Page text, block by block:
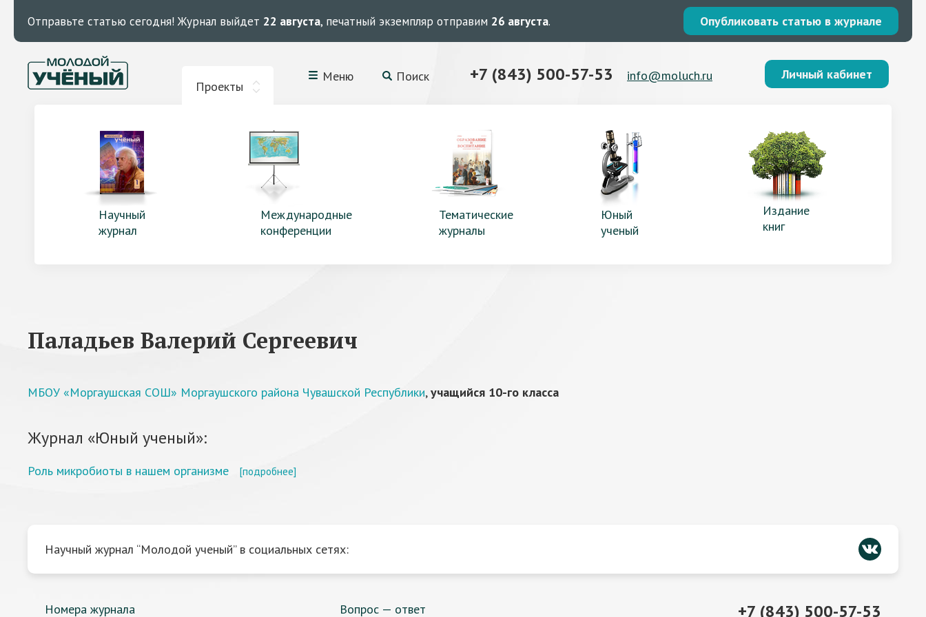
Отправьте статью сегодня! Журнал выйдет 22 августа, печатный экземпляр отправим 26 августа. Опубликовать статью в журнале
Проекты
Меню Поиск +7 (843) 500-57-53 info@moluch.ru Личный кабинет
Научный
журнал
Международные
конференции
Тематические
журналы
Юный
ученый
Издание
книг
Паладьев Валерий Сергеевич
МБОУ «Моргаушская СОШ» Моргаушского района Чувашской Республики,учащийся 10-го класса
Журнал «Юный ученый»:
Роль микробиоты в нашем организме [подробнее]
Научный журнал “Молодой ученый” в социальных сетях:
Номера журнала Вопрос — ответ +7 (843) 500-57-53